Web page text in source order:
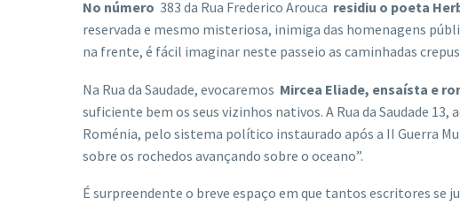
No número 383 da Rua Frederico Arouca residiu o poeta
reservada e mesmo misteriosa, inimiga das homenagens
na frente, é fácil imaginar neste passeio as caminhadas
Na Rua da Saudade, evocaremos Mircea Eliade, ensaísta e
suficiente bem os seus vizinhos nativos. A Rua da Saudade
Roménia, pelo sistema político instaurado após a II Guerra
sobre os rochedos avançando sobre o oceano”.
É surpreendente o breve espaço em que tantos escritores se